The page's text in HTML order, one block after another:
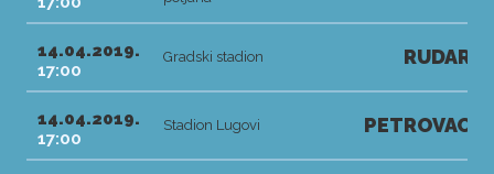
14.04.2019.
17:00
Gradski stadion RUDAR
14.04.2019.
17:00
Stadion Lugovi PETROVAC